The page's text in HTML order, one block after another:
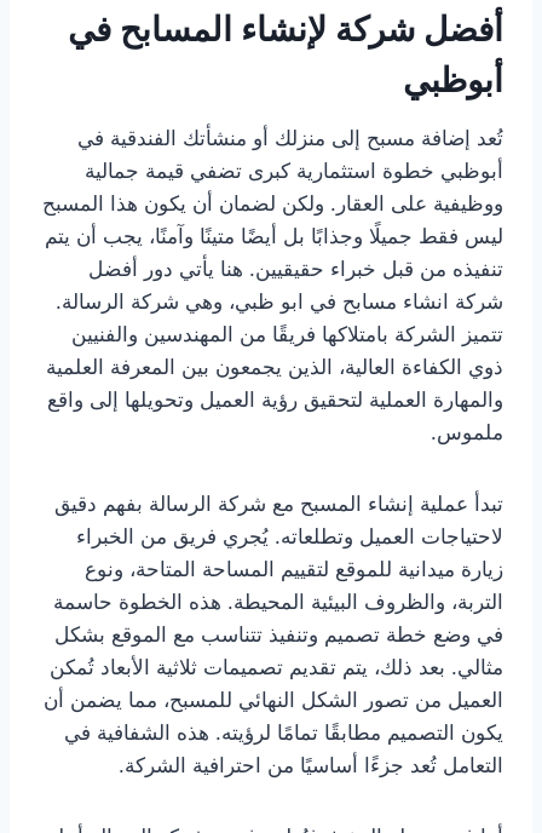
أفضل شركة لإنشاء المسابح في
أبوظبي
تُعد إضافة مسبح إلى منزلك أو منشأتك الفندقية في
أبوظبي خطوة استثمارية كبرى تضفي قيمة جمالية
ووظيفية على العقار. ولكن لضمان أن يكون هذا المسبح
ليس فقط جميلًا وجذابًا بل أيضًا متينًا وآمنًا، يجب أن يتم
تنفيذه من قبل خبراء حقيقيين. هنا يأتي دور أفضل
شركة انشاء مسابح في ابو ظبي، وهي شركة الرسالة.
تتميز الشركة بامتلاكها فريقًا من المهندسين والفنيين
ذوي الكفاءة العالية، الذين يجمعون بين المعرفة العلمية
والمهارة العملية لتحقيق رؤية العميل وتحويلها إلى واقع
ملموس.
تبدأ عملية إنشاء المسبح مع شركة الرسالة بفهم دقيق
لاحتياجات العميل وتطلعاته. يُجري فريق من الخبراء
زيارة ميدانية للموقع لتقييم المساحة المتاحة، ونوع
التربة، والظروف البيئية المحيطة. هذه الخطوة حاسمة
في وضع خطة تصميم وتنفيذ تتناسب مع الموقع بشكل
مثالي. بعد ذلك، يتم تقديم تصميمات ثلاثية الأبعاد تُمكن
العميل من تصور الشكل النهائي للمسبح، مما يضمن أن
يكون التصميم مطابقًا تمامًا لرؤيته. هذه الشفافية في
التعامل تُعد جزءًا أساسيًا من احترافية الشركة.